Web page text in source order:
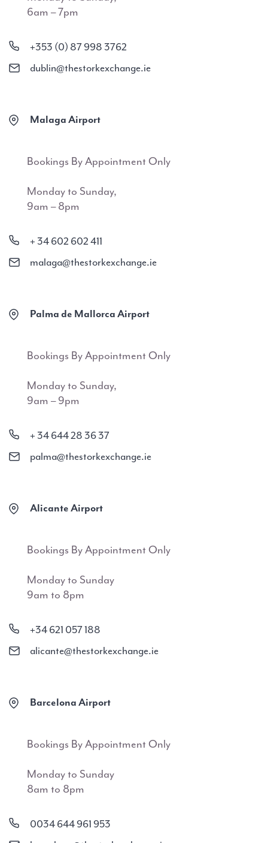
6am – 7pm
+353 (0) 87 998 3762
dublin@thestorkexchange.ie
Malaga Airport
Bookings By Appointment Only
Monday to Sunday,
9am – 8pm
+ 34 602 602 411
malaga@thestorkexchange.ie
Palma de Mallorca Airport
Bookings By Appointment Only
Monday to Sunday,
9am – 9pm
+ 34 644 28 36 37
palma@thestorkexchange.ie
Alicante Airport
Bookings By Appointment Only
Monday to Sunday
9am to 8pm
+34 621 057 188
alicante@thestorkexchange.ie
Barcelona Airport
Bookings By Appointment Only
Monday to Sunday
8am to 8pm
0034 644 961 953